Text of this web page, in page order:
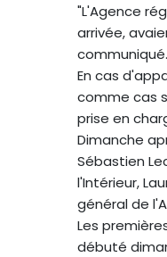
"L'Agence
arrivée,
communiqué.
En cas
comme cas
prise en
Dimanche
Sébastien
l'Intérieur,
général de
Les
débuté